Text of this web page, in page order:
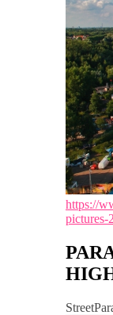
https://
pictures-